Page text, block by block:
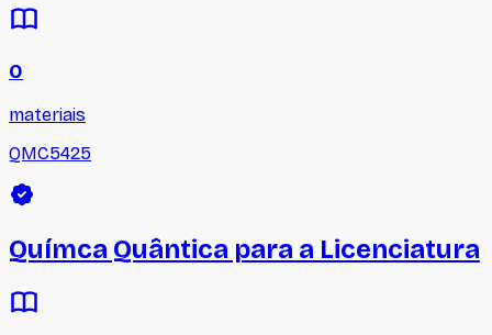
0
materiais
QMC5425
Químca Quântica para a Licenciatura